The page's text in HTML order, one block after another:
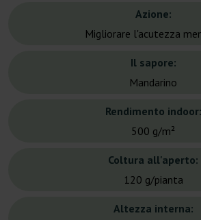
Azione:
Migliorare l'acutezza
Il sapore:
Mandarino
Rendimento indoor:
500 g/m²
Coltura all'aperto:
120 g/pianta
Altezza interna: